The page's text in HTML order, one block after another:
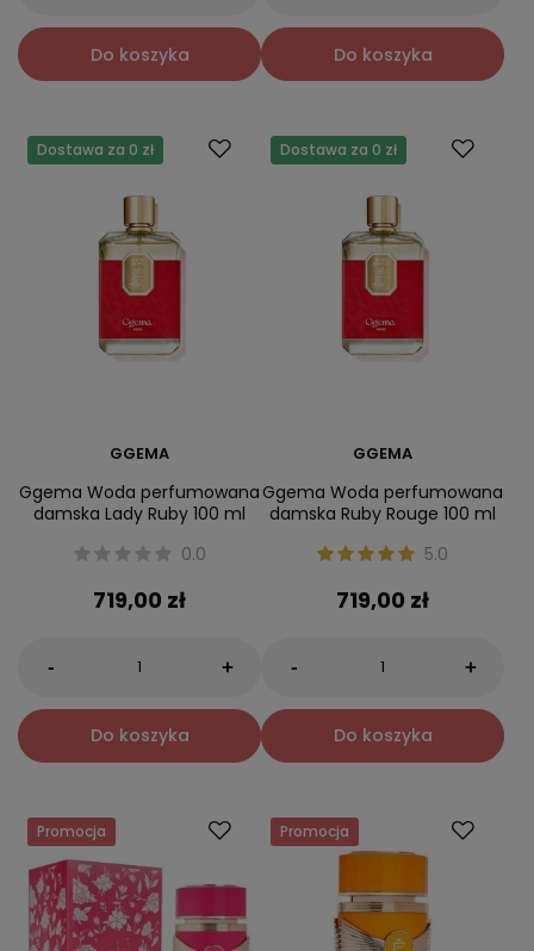
Do koszyka Do koszyka
Dostawa za 0 zł
GGEMA
Ggema Woda perfumowana
damska Lady Ruby 100 ml
0.0
719,00 zł
- +
Do koszyka
Dostawa za 0 zł
GGEMA
Ggema Woda perfumowana
damska Ruby Rouge 100 ml
5.0
719,00 zł
- +
Do koszyka
Promocja Promocja